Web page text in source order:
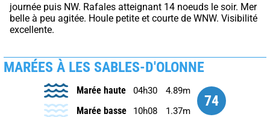
journée puis NW. Rafales atteignant 14 noeuds le soir. Mer
belle à peu agitée. Houle petite et courte de WNW. Visibilité
excellente.
MARÉES À LES SABLES-D'OLONNE
74
Marée haute 04h30 4.89m
Marée basse 10h08 1.37m